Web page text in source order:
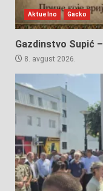
Aktuelno Gacko
Gazdinstvo Supić
8. avgust 2026.